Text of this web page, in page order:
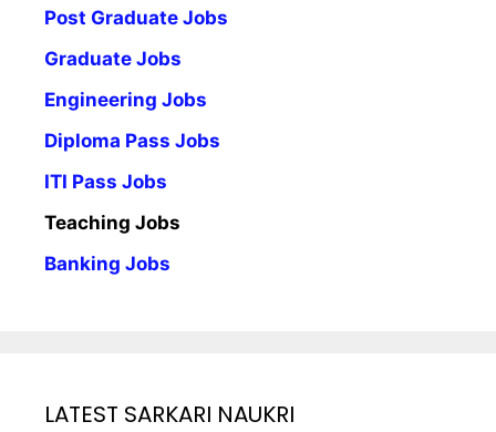
Post Graduate Jobs
Graduate Jobs
Engineering Jobs
Diploma Pass Jobs
ITI Pass Jobs
Teaching Jobs
Banking Jobs
LATEST SARKARI NAUKRI